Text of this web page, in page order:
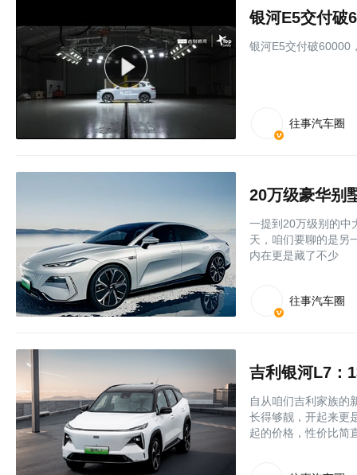
银河E5交付破
银河E5交付破60000
往事汽车圈
一提到20万级别的中
天，咱们要聊的是
内在更是藏了不少
往事汽车圈
自从咱们吉利家族
长得够靓，开起来更
起的价格，性价比简